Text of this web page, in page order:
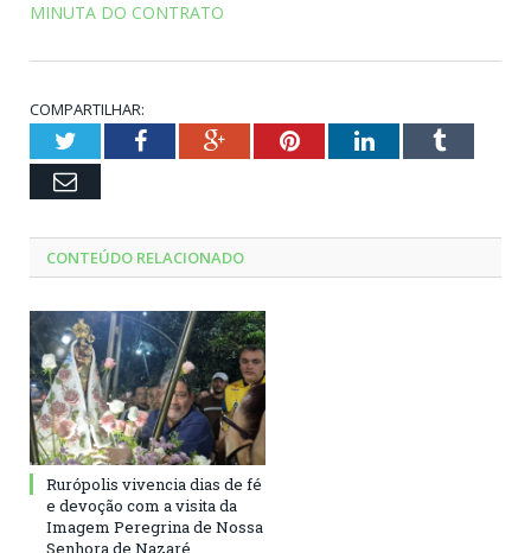
MINUTA DO CONTRATO
COMPARTILHAR:
TwitterFacebookGoogle+PinterestLinkedInTumblr
Email
CONTEÚDO RELACIONADO
Rurópolis vivencia dias de fé
e devoção com a visita da
Imagem Peregrina de Nossa
Senhora de Nazaré